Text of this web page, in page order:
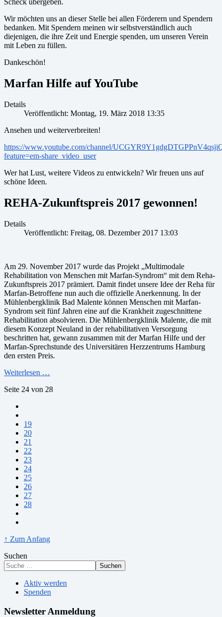
Scheck übergeben.
Wir möchten uns an dieser Stelle bei allen Förderern und Spendern
bedanken. Mit Spendern meinen wir selbstverständlich auch
diejenigen, die ihre Zeit und Energie spenden, um unseren Verein
mit Leben zu füllen.
Dankeschön!
Marfan Hilfe auf YouTube
Details
Veröffentlicht: Montag, 19. März 2018 13:35
Ansehen und weiterverbreiten!
https://www.youtube.com/channel/
feature=em-share_video_user
Wer hat Lust, weitere Videos zu entwickeln? Wir freuen uns auf
schöne Ideen.
REHA-Zukunftspreis 2017 gewonnen!
Details
Veröffentlicht: Freitag, 08. Dezember 2017 13:03
Am 29. November 2017 wurde das Projekt „Multimodale
Rehabilitation von Menschen mit Marfan-Syndrom“ mit dem Reha-
Zukunftspreis 2017 prämiert. Damit findet unsere Idee der Reha für
Marfan-Betroffene nun auch die offizielle Anerkennung. In der
Mühlenbergklinik Bad Malente können Menschen mit Marfan-
Syndrom seit fünf Jahren eine auf die Krankheit zugeschnittene
Rehabilitation absolvieren. Die Mühlenbergklinik Malente, die mit
diesem Konzept Neuland in der rehabilitativen Versorgung
beschritten hat, gewann zusammen mit der Marfan Hilfe und der
Marfan-Sprechstunde des Universitären Herzzentrums Hamburg
den ersten Preis.
Weiterlesen …
Seite 24 von 28
19
20
21
22
23
24
25
26
27
28
↑ Zum Anfang
Suchen
Suchen
Aktiv werden
Spenden
Newsletter Anmeldung